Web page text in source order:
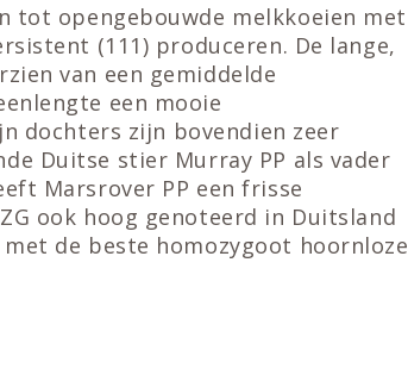
tot opengebouwde melkkoeien met
(111) produceren. De lange,
van een gemiddelde
een mooie
dochters zijn bovendien zeer
Duitse stier Murray PP als vader
Marsrover PP een frisse
ook hoog genoteerd in Duitsland
de beste homozygoot hoornloze